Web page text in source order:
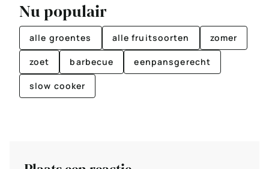
Nu populair
alle groentes alle fruitsoorten zomer
zoet barbecue eenpansgerecht
slow cooker